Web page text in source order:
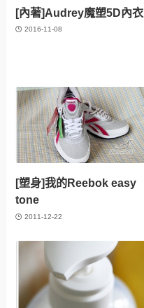
[內著]Audrey魔塑5D內衣
2016-11-08
[塑身]我的Reebok easy
tone
2011-12-22